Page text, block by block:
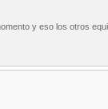
y eso los otros